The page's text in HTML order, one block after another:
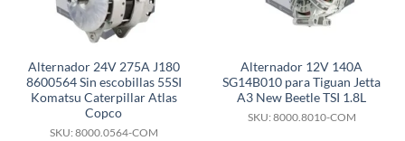
Alternador 24V 275A J180
8600564 Sin escobillas 55SI
Komatsu Caterpillar Atlas
Copco
SKU: 8000.0564-COM
Alternador 12V 140A
SG14B010 para Tiguan Jetta
A3 New Beetle TSI 1.8L
SKU: 8000.8010-COM